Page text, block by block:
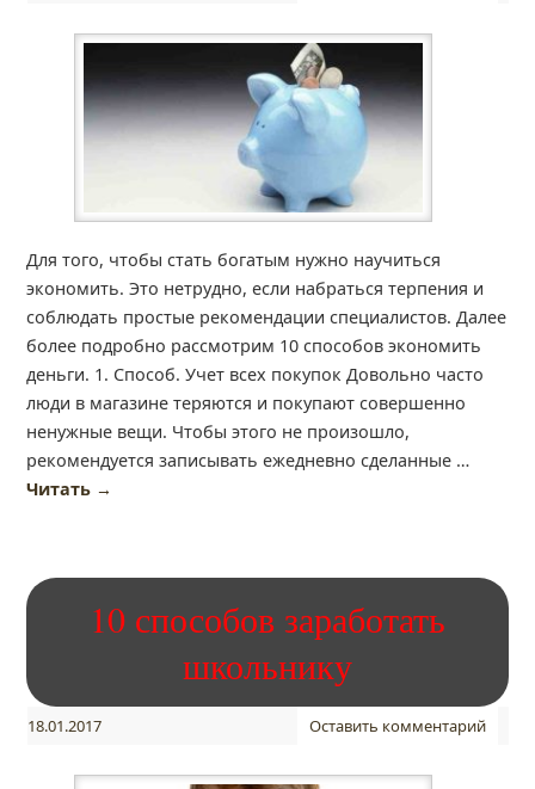
Для того, чтобы стать богатым нужно научиться
экономить. Это нетрудно, если набраться терпения и
соблюдать простые рекомендации специалистов. Далее
более подробно рассмотрим 10 способов экономить
деньги. 1. Способ. Учет всех покупок Довольно часто
люди в магазине теряются и покупают совершенно
ненужные вещи. Чтобы этого не произошло,
рекомендуется записывать ежедневно сделанные …
Читать →
10 способов заработать
школьнику
18.01.2017 Оставить комментарий